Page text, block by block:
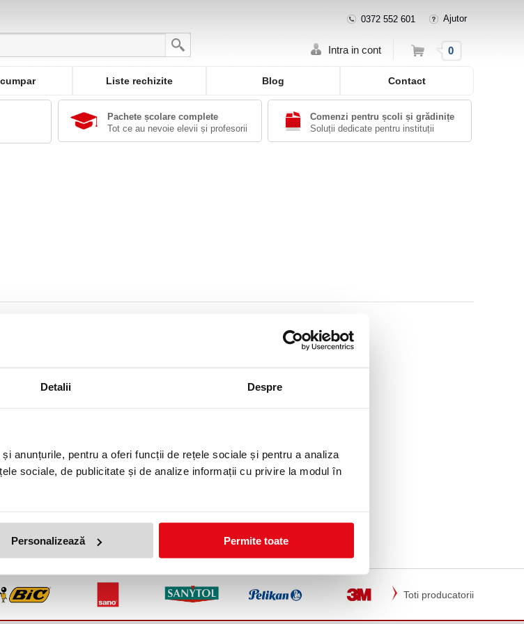
Detalii Despre
anunțurile, pentru a oferi funcții de rețele sociale și pentru a analiza
sociale, de publicitate și de analize informații cu privire la modul în
Personalizează Permite toate
0372 552 601 Ajutor
Intra in cont Cos 0
Liste rechizite Blog Contact
Pachete școlare complete
Tot ce au nevoie elevii și profesorii
Comenzi pentru școli și grădinițe
Soluții dedicate pentru instituții
Jofel
Unitate metalica pentru statie de
reciclare Austin Jofel
Toti producatorii